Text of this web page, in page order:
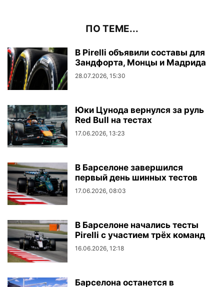
ПО ТЕМЕ...
В Pirelli объявили составы для
Зандфорта, Монцы и Мадрида
28.07.2026, 15:30
Юки Цунода вернулся за руль
Red Bull на тестах
17.06.2026, 13:23
В Барселоне завершился
первый день шинных тестов
17.06.2026, 08:03
В Барселоне начались тесты
Pirelli с участием трёх команд
16.06.2026, 12:18
Барселона останется в